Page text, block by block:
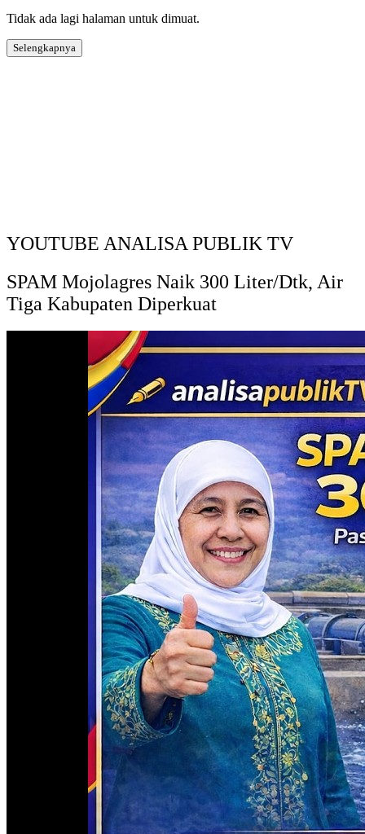
Tidak ada lagi halaman untuk dimuat.
Selengkapnya
YOUTUBE ANALISA PUBLIK TV
SPAM Mojolagres Naik 300 Liter/Dtk, Air
Tiga Kabupaten Diperkuat